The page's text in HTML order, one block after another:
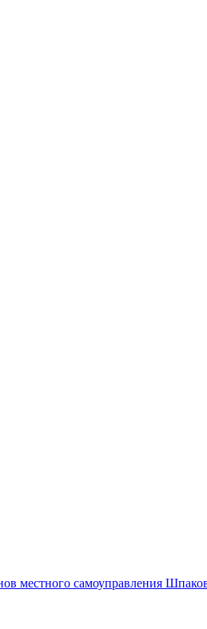
местного самоуправления